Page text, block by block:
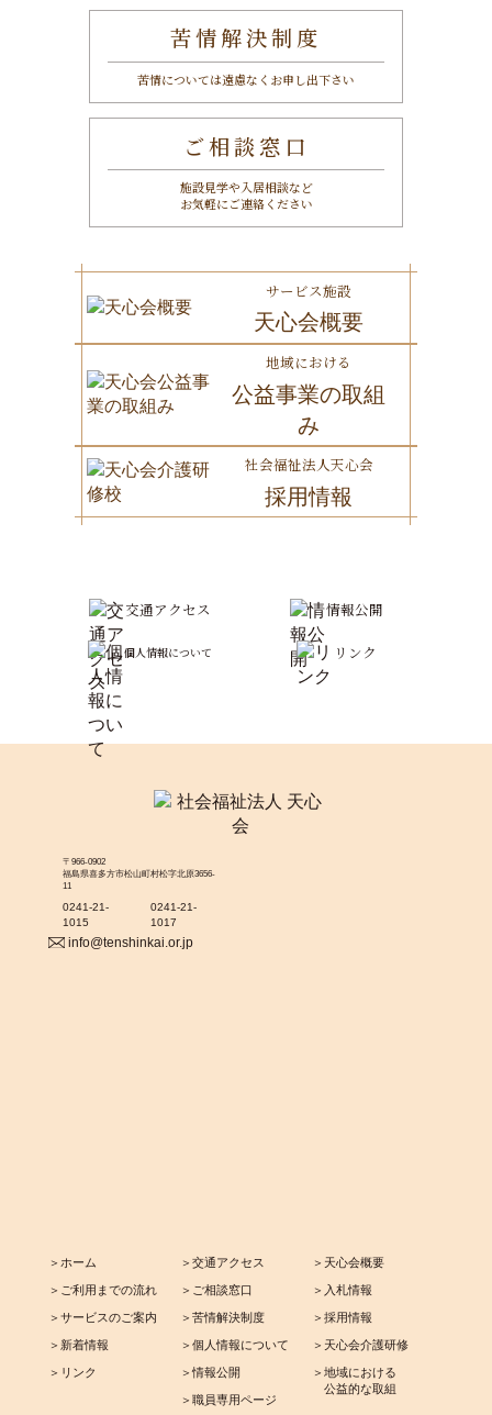
苦情解決制度
苦情については遠慮なくお申し出下さい
ご相談窓口
施設見学や入居相談など
お気軽にご連絡ください
サービス施設
天心会概要
地域における
公益事業の取組
み
社会福祉法人天心会
採用情報
交通アクセス 情報公開
個人情報について リンク
〒966-0902
福島県喜多方市松山町村松字北原3656-
11
0241-21-
1015
0241-21-
1017
info@tenshinkai.or.jp
＞ホーム
＞ご利用までの流れ
＞サービスのご案内
＞新着情報
＞リンク
＞交通アクセス
＞ご相談窓口
＞苦情解決制度
＞個人情報について
＞情報公開
＞職員専用ページ
＞天心会概要
＞入札情報
＞採用情報
＞天心会介護研修
＞地域における
公益的な取組